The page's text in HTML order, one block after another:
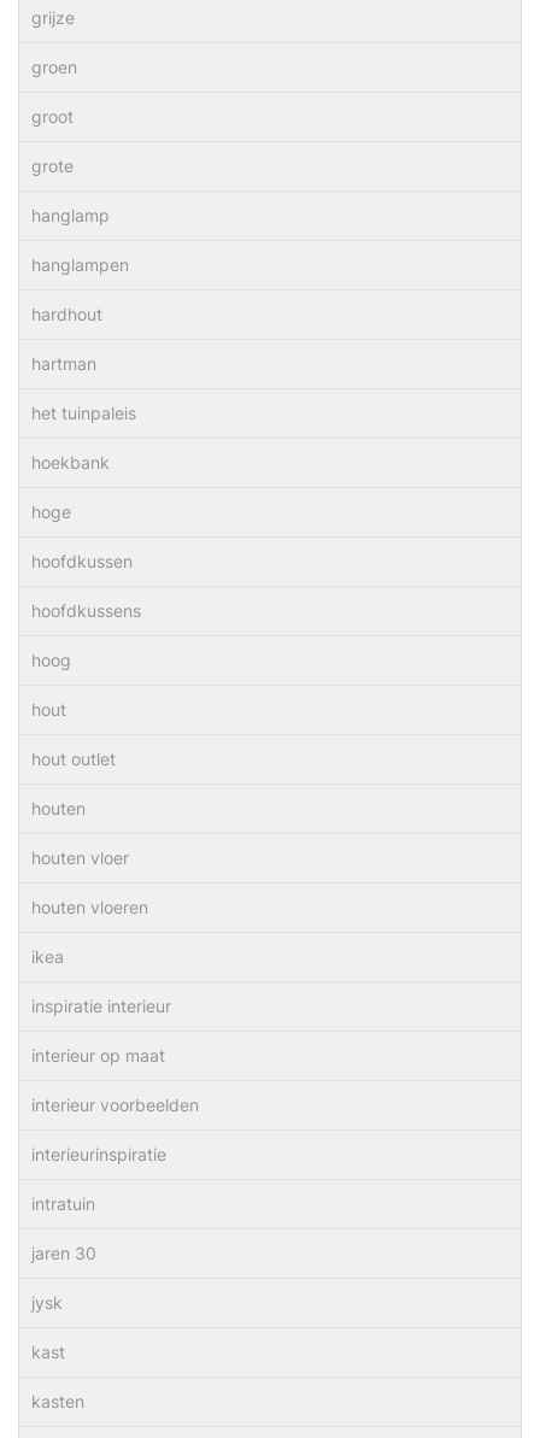
grijze
groen
groot
grote
hanglamp
hanglampen
hardhout
hartman
het tuinpaleis
hoekbank
hoge
hoofdkussen
hoofdkussens
hoog
hout
hout outlet
houten
houten vloer
houten vloeren
ikea
inspiratie interieur
interieur op maat
interieur voorbeelden
interieurinspiratie
intratuin
jaren 30
jysk
kast
kasten